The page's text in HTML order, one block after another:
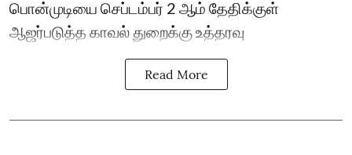
பொன்முடியை செப்டம்பர் 2 ஆம் தேதிக்குள்
ஆஜர்படுத்த காவல் துறைக்கு உத்தரவு
Read More